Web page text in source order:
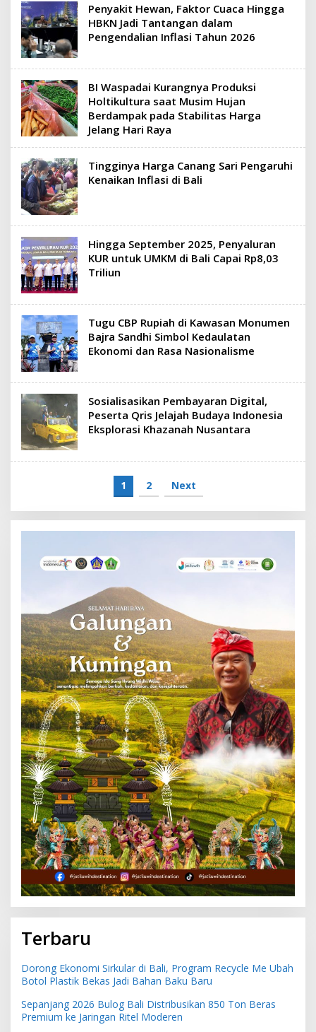
Penyakit Hewan, Faktor Cuaca Hingga
HBKN Jadi Tantangan dalam
Pengendalian Inflasi Tahun 2026
BI Waspadai Kurangnya Produksi
Holtikultura saat Musim Hujan
Berdampak pada Stabilitas Harga
Jelang Hari Raya
Tingginya Harga Canang Sari Pengaruhi
Kenaikan Inflasi di Bali
Hingga September 2025, Penyaluran
KUR untuk UMKM di Bali Capai Rp8,03
Triliun
Tugu CBP Rupiah di Kawasan Monumen
Bajra Sandhi Simbol Kedaulatan
Ekonomi dan Rasa Nasionalisme
Sosialisasikan Pembayaran Digital,
Peserta Qris Jelajah Budaya Indonesia
Eksplorasi Khazanah Nusantara
1 2 Next
Terbaru
Dorong Ekonomi Sirkular di Bali, Program Recycle Me Ubah
Botol Plastik Bekas Jadi Bahan Baku Baru
Sepanjang 2026 Bulog Bali Distribusikan 850 Ton Beras
Premium ke Jaringan Ritel Moderen